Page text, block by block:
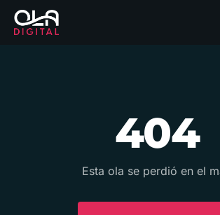
404
Esta ola se perdió en el